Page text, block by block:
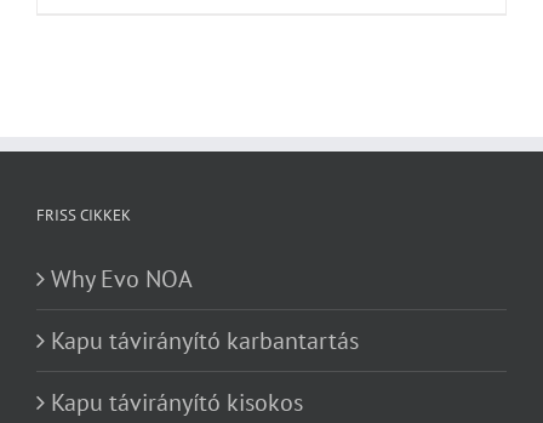
FRISS CIKKEK
Why Evo NOA
Kapu távirányító karbantartás
Kapu távirányító kisokos